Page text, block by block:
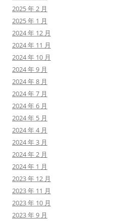
2025 年 2 月
2025 年 1 月
2024 年 12 月
2024 年 11 月
2024 年 10 月
2024 年 9 月
2024 年 8 月
2024 年 7 月
2024 年 6 月
2024 年 5 月
2024 年 4 月
2024 年 3 月
2024 年 2 月
2024 年 1 月
2023 年 12 月
2023 年 11 月
2023 年 10 月
2023 年 9 月